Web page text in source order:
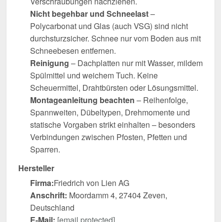
Nicht begehbar und Schneelast–
Polycarbonat und Glas (auch VSG) sind nicht
durchsturzsicher. Schnee nur vom Boden aus mit
Schneebesen entfernen.
Reinigung – Dachplatten nur mit Wasser, mildem
Spülmittel und weichem Tuch. Keine
Scheuermittel, Drahtbürsten oder Lösungsmittel.
Montageanleitung beachten – Reihenfolge,
Spannweiten, Dübeltypen, Drehmomente und
statische Vorgaben strikt einhalten – besonders
Verbindungen zwischen Pfosten, Pfetten und
Sparren.
Hersteller
Firma:Friedrich von Lien AG
Anschrift: Moordamm 4, 27404 Zeven,
Deutschland
E-Mail: [email protected]